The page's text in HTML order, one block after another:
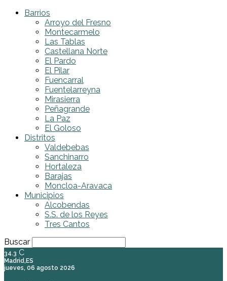
Barrios
Arroyo del Fresno
Montecarmelo
Las Tablas
Castellana Norte
El Pardo
El Pilar
Fuencarral
Fuentelarreyna
Mirasierra
Peñagrande
La Paz
El Goloso
Distritos
Valdebebas
Sanchinarro
Hortaleza
Barajas
Moncloa-Aravaca
Municipios
Alcobendas
S.S. de los Reyes
Tres Cantos
Buscar
34.3 C
Madrid,ES
jueves, 06 agosto 2026